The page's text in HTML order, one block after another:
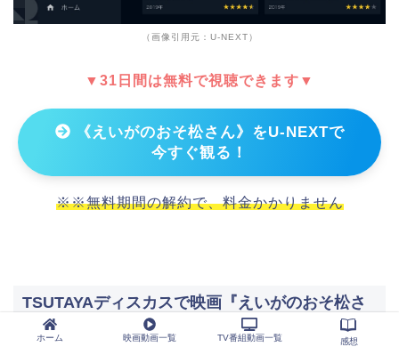
（画像引用元：U-NEXT）
▼31日間は無料で視聴できます▼
《えいがのおそ松さん》をU-NEXTで
今すぐ観る！
※※無料期間の解約で、料金かかりません
TSUTAYAディスカスで映画『えいがのおそ松さ
ん』をBD/DVDレンタルしよう！
ホーム 映画動画一覧 TV番組動画一覧 感想